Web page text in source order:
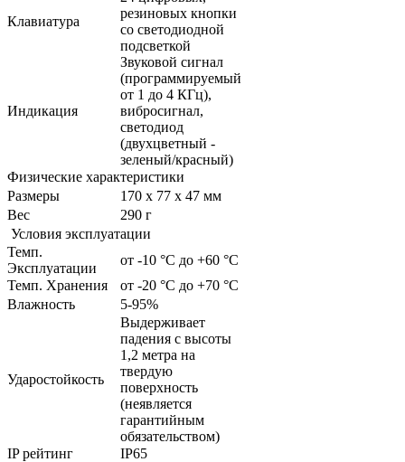
Клавиатура
резиновых кнопки
со светодиодной
подсветкой
Индикация
Звуковой сигнал
(программируемый
от 1 до 4 КГц),
вибросигнал,
светодиод
(двухцветный -
зеленый/красный)
Физические характеристики
Размеры
170 x 77 x 47 мм
Bec
290 г
Условия эксплуатации
Темп.
Эксплуатации
от -10 °C до +60 °C
Темп. Хранения
от -20 °C до +70 °C
Влажность
5-95%
Ударостойкость
Выдерживает
падения с высоты
1,2 метра на
твердую
поверхность
(неявляется
гарантийным
обязательством)
IP рейтинг
IP65